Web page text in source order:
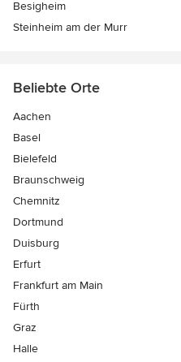
Besigheim
Steinheim am der Murr
Beliebte Orte
Aachen
Basel
Bielefeld
Braunschweig
Chemnitz
Dortmund
Duisburg
Erfurt
Frankfurt am Main
Fürth
Graz
Halle